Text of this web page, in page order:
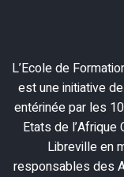
L’Ecole de
est une initiative
entérinée par les
Etats de l’Afrique
Libreville en
responsables des